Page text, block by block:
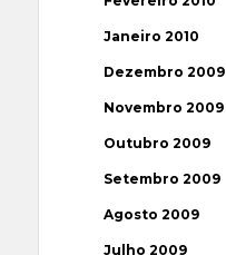
Janeiro 2010
Dezembro 2009
Novembro 2009
Outubro 2009
Setembro 2009
Agosto 2009
Julho 2009